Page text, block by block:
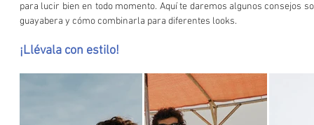
para lucir bien en todo momento. Aquí te daremos algunos consejos
guayabera y cómo combinarla para diferentes looks.
¡Llévala con estilo!